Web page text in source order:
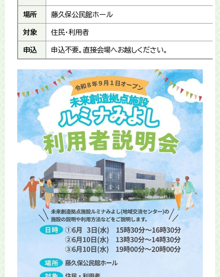
場所 藤久保公民館ホール
対象 住民・利用者
申込 申込不要。直接会場へお越しください。